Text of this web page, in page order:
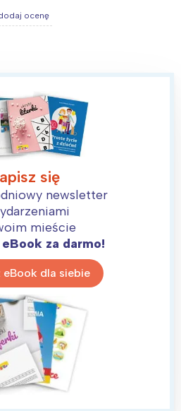
ocenę
się
newsletter
mieście
za darmo!
eBook dla siebie